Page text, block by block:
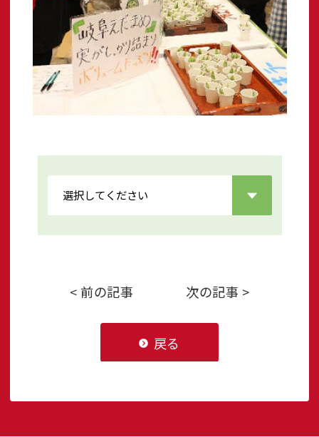
< 前の記事 次の記事 >
戻る